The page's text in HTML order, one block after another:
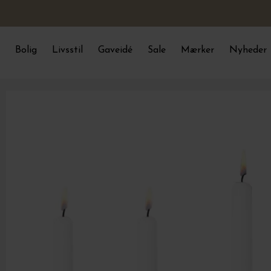
Bolig Livsstil Gaveidé Sale Mærker Nyheder